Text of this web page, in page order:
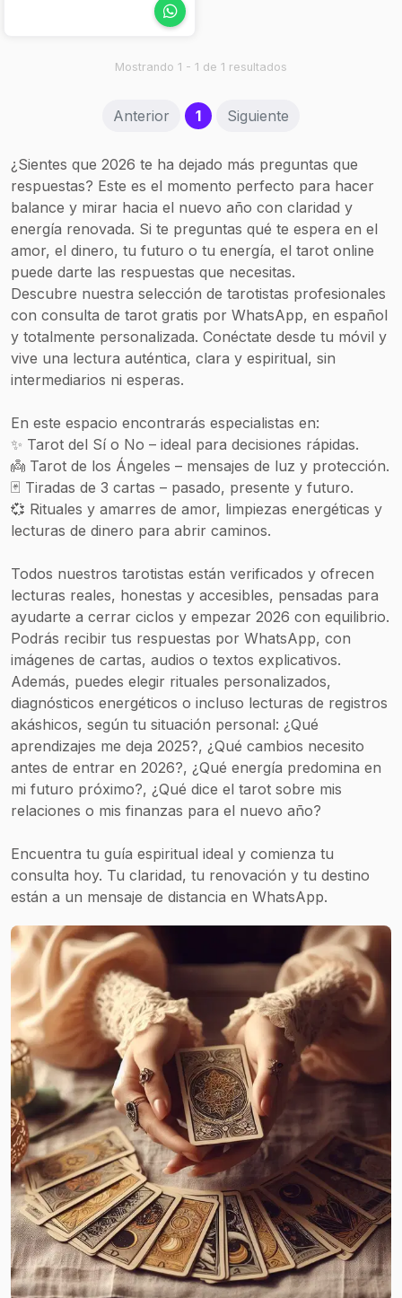
comenzó la fuerza de mi
entre los seres queridos,
para que los espíritus
evolucionen de manera
económica. He viajado
por Holanda, España,
Ecuador, Panamá, Puerto
Rico, Miami, Atlanta y
Curazao.
misterios de la vida, de lo
que sucede y no tiene
Mostrando 1 - 1 de 1 resultados
Anterior 1(current)
Siguiente
¿Sientes que 2026 te ha dejado más preguntas que
respuestas? Este es el momento perfecto para hacer
balance y mirar hacia el nuevo año con claridad y
energía renovada. Si te preguntas qué te espera en el
amor, el dinero, tu futuro o tu energía, el tarot online
puede darte las respuestas que necesitas.
Descubre nuestra selección de tarotistas profesionales
con consulta de tarot gratis por WhatsApp, en español
y totalmente personalizada. Conéctate desde tu móvil y
vive una lectura auténtica, clara y espiritual, sin
intermediarios ni esperas.
En este espacio encontrarás especialistas en:
✨ Tarot del Sí o No – ideal para decisiones rápidas.
👼 Tarot de los Ángeles – mensajes de luz y protección.
🃏 Tiradas de 3 cartas – pasado, presente y futuro.
💞 Rituales y amarres de amor, limpiezas energéticas y
lecturas de dinero para abrir caminos.
Todos nuestros tarotistas están verificados y ofrecen
lecturas reales, honestas y accesibles, pensadas para
ayudarte a cerrar ciclos y empezar 2026 con equilibrio.
Podrás recibir tus respuestas por WhatsApp, con
imágenes de cartas, audios o textos explicativos.
Además, puedes elegir rituales personalizados,
diagnósticos energéticos o incluso lecturas de registros
akáshicos, según tu situación personal: ¿Qué
aprendizajes me deja 2025?, ¿Qué cambios necesito
antes de entrar en 2026?, ¿Qué energía predomina en
mi futuro próximo?, ¿Qué dice el tarot sobre mis
relaciones o mis finanzas para el nuevo año?
Encuentra tu guía espiritual ideal y comienza tu
consulta hoy. Tu claridad, tu renovación y tu destino
están a un mensaje de distancia en WhatsApp.